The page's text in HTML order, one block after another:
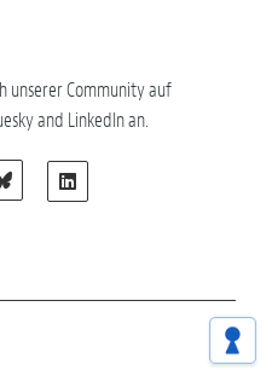
unserer Community auf
and LinkedIn an.